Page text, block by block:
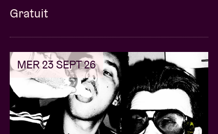
Gratuit
MER 23 SEPT 26